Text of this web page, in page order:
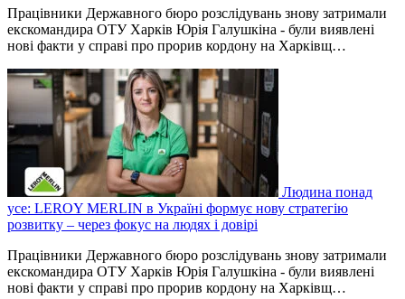
Працівники Державного бюро розслідувань знову затримали
екскомандира ОТУ Харків Юрія Галушкіна - були виявлені
нові факти у справі про прорив кордону на Харківщ…
Людина понад
усе: LEROY MERLIN в Україні формує нову стратегію
розвитку – через фокус на людях і довірі
Працівники Державного бюро розслідувань знову затримали
екскомандира ОТУ Харків Юрія Галушкіна - були виявлені
нові факти у справі про прорив кордону на Харківщ…